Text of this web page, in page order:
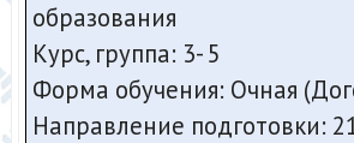
образования
Курс, группа: 3- 5
Форма обучения: Очная
Направление подготовки: